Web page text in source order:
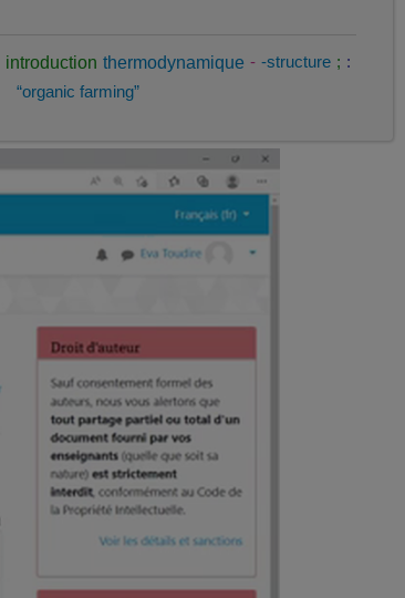
introduction thermodynamique - -structure ; :
“organic farming”